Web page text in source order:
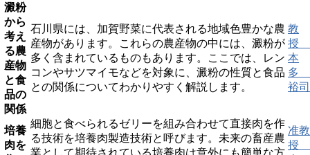
澱粉
から
考え
る農
産物
と食
品の
関係
石川県には、加賀野菜に代表される地域色豊かな農
産物があります。これらの農産物の中には、澱粉が
多く含まれているものもあります。ここでは、レン
コンやサツマイモなどを対象に、澱粉の性質と食品
との関係についてわかりやすく解説します。
教
授
本
多
裕司
培養
肉を
細胞と食べられるゼリーを組み合わせて直接肉を作
る技術を培養肉製造技術と呼びます。未来の畜産農
准教
授